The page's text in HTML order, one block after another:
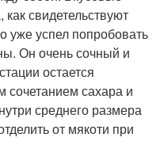
свидетельствуют
уже успел попробовать
Он очень сочный и
остается
сочетанием сахара и
среднего размера
от мякоти при